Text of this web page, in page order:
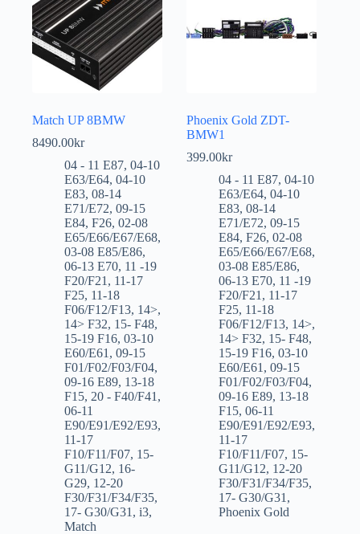
Match UP 8BMW
8490.00kr
04 - 11 E87, 04-10
E63/E64, 04-10
E83, 08-14
E71/E72, 09-15
E84, F26, 02-08
E65/E66/E67/E68,
03-08 E85/E86,
06-13 E70, 11 -19
F20/F21 , 11-17
F25, 11-18
F06/F12/F13, 14>,
14> F32, 15- F48,
15-19 F16, 03-10
E60/E61 , 09-15
F01/F02/F03/F04,
09-16 E89, 13-18
F15, 20 - F40/F41 ,
06-11
E90/E91/E92/E93,
11-17
F10/F11/F07, 15-
G11/G12, 16-
G29, 12-20
F30/F31/F34/F35,
17- G30/G31 , i3,
Match
Phoenix Gold ZDT-
BMW1
399.00kr
04 - 11 E87,04-10
E63/E64,04-10
E83,08-14
E71/E72,09-15
E84,F26,02-08
E65/E66/E67/E68,
03-08 E85/E86,
06-13 E70, 11 -19
F20/F21 , 11-17
F25, 11-18
F06/F12/F13, 14>,
14> F32, 15- F48,
15-19 F16,03-10
E60/E61 ,09-15
F01/F02/F03/F04,
09-16 E89, 13-18
F15,06-11
E90/E91/E92/E93,
11-17
F10/F11/F07, 15-
G11/G12, 12-20
F30/F31/F34/F35,
17- G30/G31 ,
Phoenix Gold